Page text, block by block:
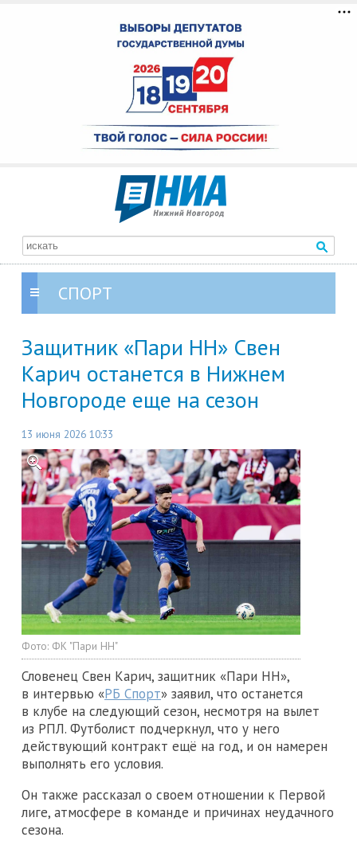
СПОРТ
Защитник «Пари НН» Свен
Карич останется в Нижнем
Новгороде еще на сезон
13 июня 2026 10:33
Фото: ФК "Пари НН"
Словенец Свен Карич, защитник «Пари НН»,
в интервью «РБ Спорт» заявил, что останется
в клубе на следующий сезон, несмотря на вылет
из РПЛ. Футболист подчеркнул, что у него
действующий контракт ещё на год, и он намерен
выполнять его условия.
Он также рассказал о своем отношении к Первой
лиге, атмосфере в команде и причинах неудачного
сезона.